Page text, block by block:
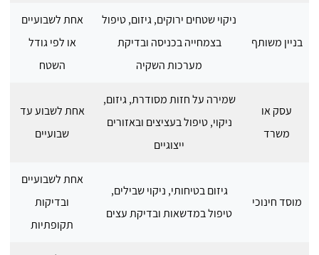
בניין משותף
ניקוי שטחים ירוקים, גיזום, טיפול
בצמחייה בכניסה ובדיקת
מערכות השקיה
אחת לשבועיים
או לפי גודל
השטח
עסק או
משרד
שמירה על חזות מסודרת, גיזום,
ניקוי, טיפול בעציצים ובאזורים
ייצוגיים
אחת לשבוע עד
שבועיים
מוסד חינוכי
גיזום בטיחותי, ניקוי שבילים,
טיפול במדשאות ובדיקת עצים
אחת לשבועיים
ובדיקות
תקופתיות